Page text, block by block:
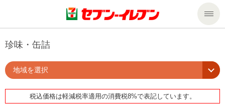
商品のご案内
商品のご案内トップ
今週の新商品
セール・キャンペーン
サービス
珍味・缶詰
地域を選択
税込価格は軽減税率適用の消費税8%で表記しています。